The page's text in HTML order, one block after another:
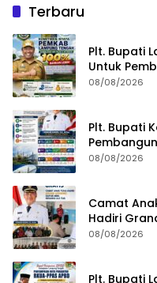
Terbaru
Plt. Bupati
Untuk
08/08/2026
Plt. Bupati
pada SDM,
08/08/2026
Camat
Hadiri
Aji Tua
08/08/2026
Plt. Bupati